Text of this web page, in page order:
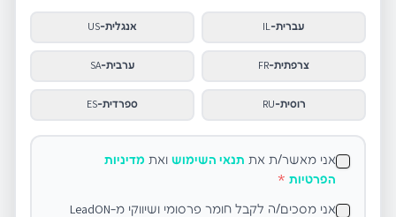
עברית-
IL אנגלית-
US
צרפתית-
FR ערבית-
SA
רוסית-
RU ספרדית-
ES
אני מאשר/ת את תנאי השימוש ואת מדיניות
הפרטיות *
אני מסכים/ה לקבל חומר פרסומי ושיווקי מ-LeadON